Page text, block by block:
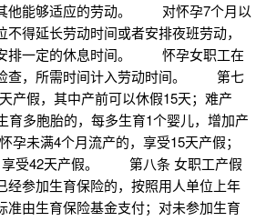
他能够适应的劳动。 对怀孕7个月以
不得延长劳动时间或者安排夜班劳动，
排一定的休息时间。 怀孕女职工在
查，所需时间计入劳动时间。 第七
产假，其中产前可以休假15天；难产
育多胞胎的，每多生育1个婴儿，增加产
满4个月流产的，享受15天产假；
享受42天产假。 第八条 女职工产假
经参加生育保险的，按照用人单位上年
准由生育保险基金支付；对未参加生育